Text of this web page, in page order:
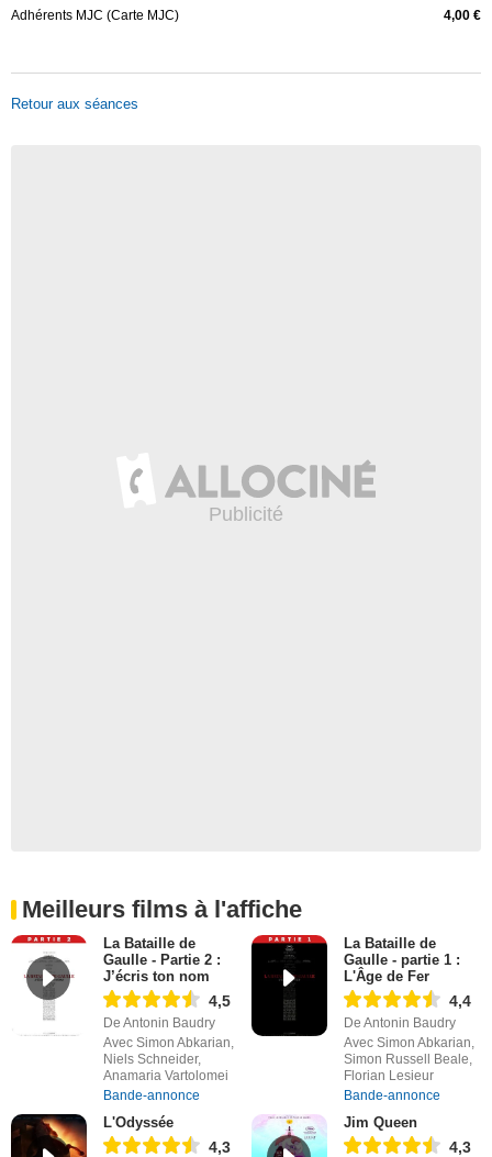
Adhérents MJC (Carte MJC) 4,00 €
Retour aux séances
Meilleurs films à l'affiche
La Bataille de
Gaulle - Partie 2 :
J’écris ton nom
4,5
De Antonin Baudry
Avec Simon Abkarian,
Niels Schneider,
Anamaria Vartolomei
Bande-annonce
La Bataille de
Gaulle - partie 1 :
L'Âge de Fer
4,4
De Antonin Baudry
Avec Simon Abkarian,
Simon Russell Beale,
Florian Lesieur
Bande-annonce
L'Odyssée
4,3
Jim Queen
4,3